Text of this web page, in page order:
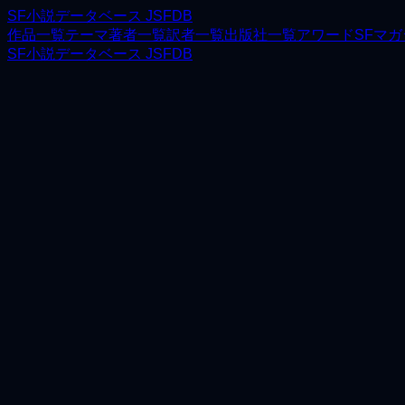
SF小説データベース JSFDB
作品一覧テーマ著者一覧訳者一覧出版社一覧アワードSFマガ
SF小説データベース JSFDB